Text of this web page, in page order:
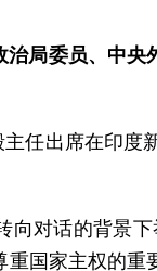
局委员、中
任出席在印度
向对话的背景
国家主权的